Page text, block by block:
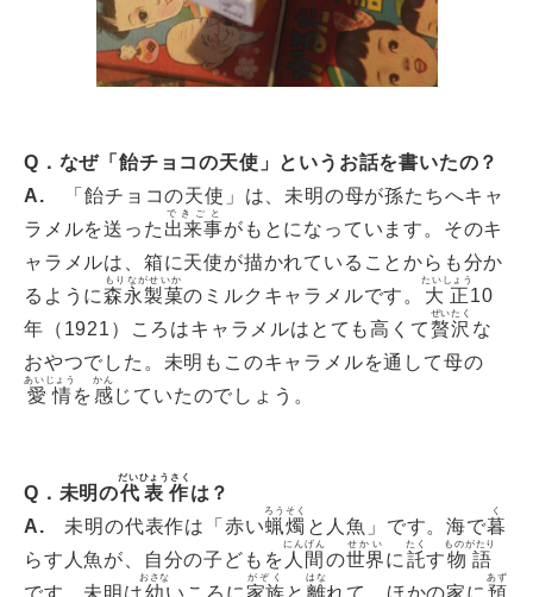
Q ．なぜ「飴チョコの天使」 というお話を書いたの？
A.
「飴チョコの天使」は、未明の母が孫たちへキャ
ラメルを送った 出来事
できごと
がもとになっています。そのキ
ャラメルは、箱に天使が描かれていることからも分か
るように森永製菓
もりながせいか
のミルクキャラメルです。 大正
たいしょう
10
年（1921）ころはキャラメルはとても高くて贅沢
ぜいたく
な
おやつでした。未明もこのキャラメルを通して母の
愛情
あいじょう
を感
かん
じていたのでしょう。
Q ．未明の代表作
だいひょうさく
は？
A. 未明の代表作は「赤い蝋燭
ろうそく
と人魚」です。海で暮
く
らす人魚が、自分の子どもを 人間
にんげん
の世界
せかい
に 託
たく
す物語
ものがたり
です。未明は幼
おさな
いころに家族
がぞく
と 離
はな
れて、ほかの家に 預
あず